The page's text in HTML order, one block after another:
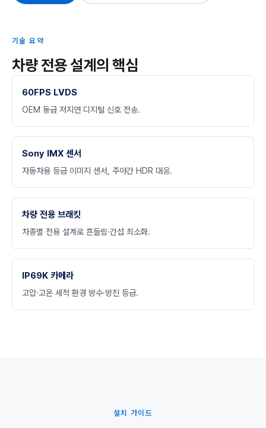
기술 요약
차량 전용 설계의 핵심
60FPS LVDS
OEM 동급 저지연 디지털 신호 전송.
Sony IMX 센서
자동차용 등급 이미지 센서, 주야간 HDR 대응.
차량 전용 브래킷
차종별 전용 설계로 흔들림·간섭 최소화.
IP69K 카메라
고압·고온 세척 환경 방수·방진 등급.
설치 가이드